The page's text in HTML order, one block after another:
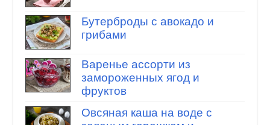
Бутерброды с авокадо и
грибами
Варенье ассорти из
замороженных ягод и
фруктов
Овсяная каша на воде с